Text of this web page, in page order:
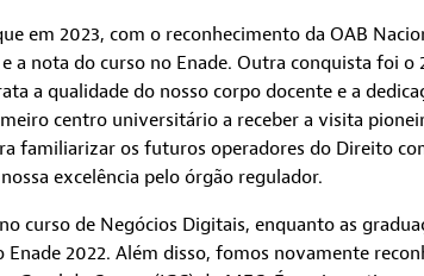
em 2023, com o reconhecimento da OAB
a nota do curso no Enade. Outra conquista foi o
a qualidade do nosso corpo docente e a
centro universitário a receber a visita
familiarizar os futuros operadores do Direito
excelência pelo órgão regulador.
curso de Negócios Digitais, enquanto as
Enade 2022. Além disso, fomos novamente